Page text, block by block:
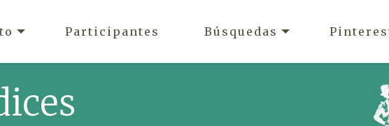
Participantes Búsquedas